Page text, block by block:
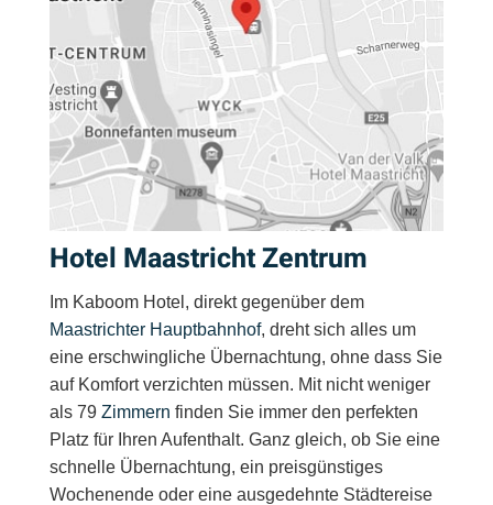
Hotel Maastricht Zentrum
Im Kaboom Hotel, direkt gegenüber dem
Maastrichter Hauptbahnhof, dreht sich alles um
eine erschwingliche Übernachtung, ohne dass Sie
auf Komfort verzichten müssen. Mit nicht weniger
als 79 Zimmern finden Sie immer den perfekten
Platz für Ihren Aufenthalt. Ganz gleich, ob Sie eine
schnelle Übernachtung, ein preisgünstiges
Wochenende oder eine ausgedehnte Städtereise